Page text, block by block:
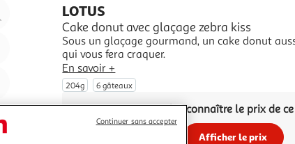
Agrandir
l'illustration
l'illustration
100
%
Partager
le
produit
LOTUS
Cake donut avec glaçage zebra kiss
Sous un glaçage gourmand, un cake donut
qui vous fera craquer.
En savoir +
204g 6 gâteaux
Vous voulez connaître le prix de
Afficher le prix
Continuer sans accepter